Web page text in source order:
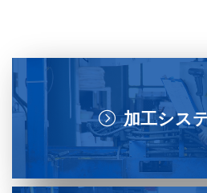
加工シス